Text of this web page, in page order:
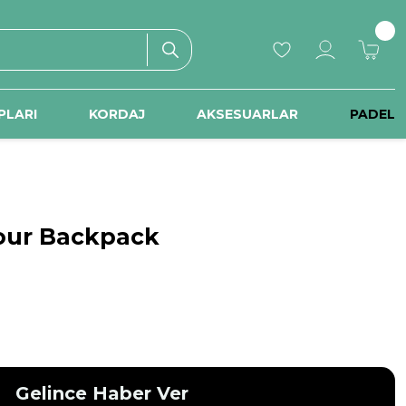
KORDAJ AKSESUARLAR PADEL
Backpack
Gelince Haber Ver